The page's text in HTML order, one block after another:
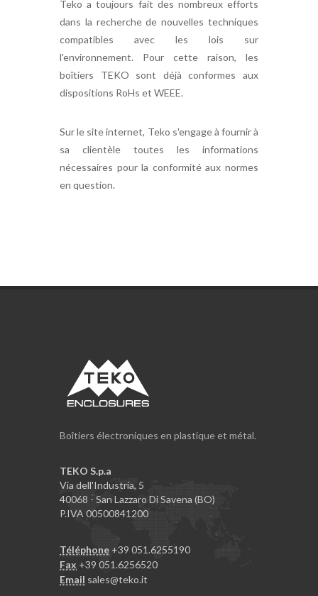
Teko a toujours fait des nombreux efforts
dans la recherche de nouvelles techniques
compatibles avec les lois sur
l'environnement. Pour cette raison, les
boîtiers TEKO sont déjà conformes aux
dispositions RoHs et WEEE.
Sur le site internet, Teko s'engage à fournir à
sa clientèle toutes les informations
nécessaires pour la conformité aux normes
en question.
Boîtiers électroniques en plastique et métal.
TEKO S.p.a
Via dell'Industria, 5
40068 - San Lazzaro Di Savena (BO)
P.IVA 00500841200
Téléphone +39 051.6255190
Fax +39 051.6256520
Email sales@teko.it